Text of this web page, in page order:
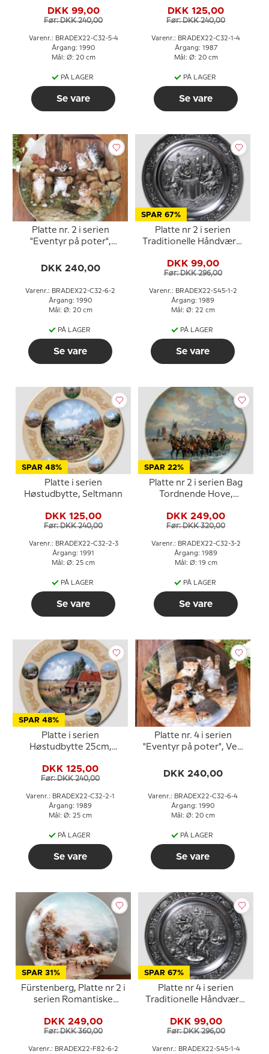
DKK 99,00
Før: DKK 240,00
Varenr.: BRADEX22-C32-5-4
Årgang: 1990
Mål: Ø: 20 cm
PÅ LAGER
Se vare
DKK 125,00
Før: DKK 240,00
Varenr.: BRADEX22-C32-1-4
Årgang: 1987
Mål: Ø: 20 cm
PÅ LAGER
Se vare
Platte nr. 2 i serien
"Eventyr på poter",
DKK 240,00
Varenr.: BRADEX22-C32-6-2
Årgang: 1990
Mål: Ø: 20 cm
PÅ LAGER
Se vare
SPAR 67%
Platte nr 2 i serien
Traditionelle Håndværk,
DKK 99,00
Før: DKK 296,00
Varenr.: BRADEX22-S45-1-2
Årgang: 1989
Mål: Ø: 22 cm
PÅ LAGER
Se vare
SPAR 48%
Platte i serien
Høstudbytte, Seltmann
DKK 125,00
Før: DKK 240,00
Varenr.: BRADEX22-C32-2-3
Årgang: 1991
Mål: Ø: 25 cm
PÅ LAGER
Se vare
SPAR 22%
Platte nr 2 i serien Bag
Tordnende Hove,
DKK 249,00
Før: DKK 320,00
Varenr.: BRADEX22-C32-3-2
Årgang: 1989
Mål: Ø: 19 cm
PÅ LAGER
Se vare
SPAR 48%
Platte i serien
Høstudbytte 25cm,
DKK 125,00
Før: DKK 240,00
Varenr.: BRADEX22-C32-2-1
Årgang: 1989
Mål: Ø: 25 cm
PÅ LAGER
Se vare
Platte nr. 4 i serien
"Eventyr på poter", Ven
DKK 240,00
Varenr.: BRADEX22-C32-6-4
Årgang: 1990
Mål: Ø: 20 cm
PÅ LAGER
Se vare
SPAR 31%
Fürstenberg, Platte nr 2 i
serien Romantiske
DKK 249,00
Før: DKK 360,00
Varenr.: BRADEX22-F82-6-2
SPAR 67%
Platte nr 4 i serien
Traditionelle Håndværk,
DKK 99,00
Før: DKK 296,00
Varenr.: BRADEX22-S45-1-4